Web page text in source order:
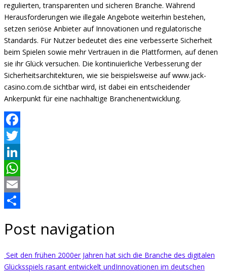
regulierten, transparenten und sicheren Branche. Während
Herausforderungen wie illegale Angebote weiterhin bestehen,
setzen seriöse Anbieter auf Innovationen und regulatorische
Standards. Für Nutzer bedeutet dies eine verbesserte Sicherheit
beim Spielen sowie mehr Vertrauen in die Plattformen, auf denen
sie ihr Glück versuchen. Die kontinuierliche Verbesserung der
Sicherheitsarchitekturen, wie sie beispielsweise auf www.jack-
casino.com.de sichtbar wird, ist dabei ein entscheidender
Ankerpunkt für eine nachhaltige Branchenentwicklung.
Facebook
Twitter
LinkedIn
WhatsApp
Email
Post navigation
Seit den frühen 2000er Jahren hat sich die Branche des digitalen
Glücksspiels rasant entwickelt undInnovationen im deutschen